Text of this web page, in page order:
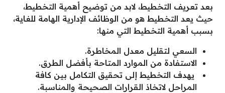
بعد تعريف التخطيط، لابد من توضيح أهمية التخطيط،
حيث يعد التخطيط هو من الوظائف الإدارية الهامة للغاية،
بسبب أهمية التخطيط التي منها:
السعي لتقليل معدل المخاطرة.
الاستفادة من الموارد المتاحة بأفضل الطرق.
يهدف التخطيط إلى تحقيق التكامل بين كافة
المراحل لاتخاذ القرارات الصحيحة والمناسبة.